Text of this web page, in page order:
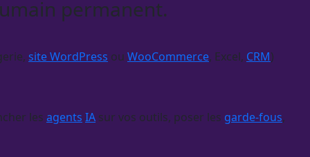
permanent.
site WordPress ou WooCommerce, Excel, CRM)
les agents IA sur vos outils, poser les garde-fous,